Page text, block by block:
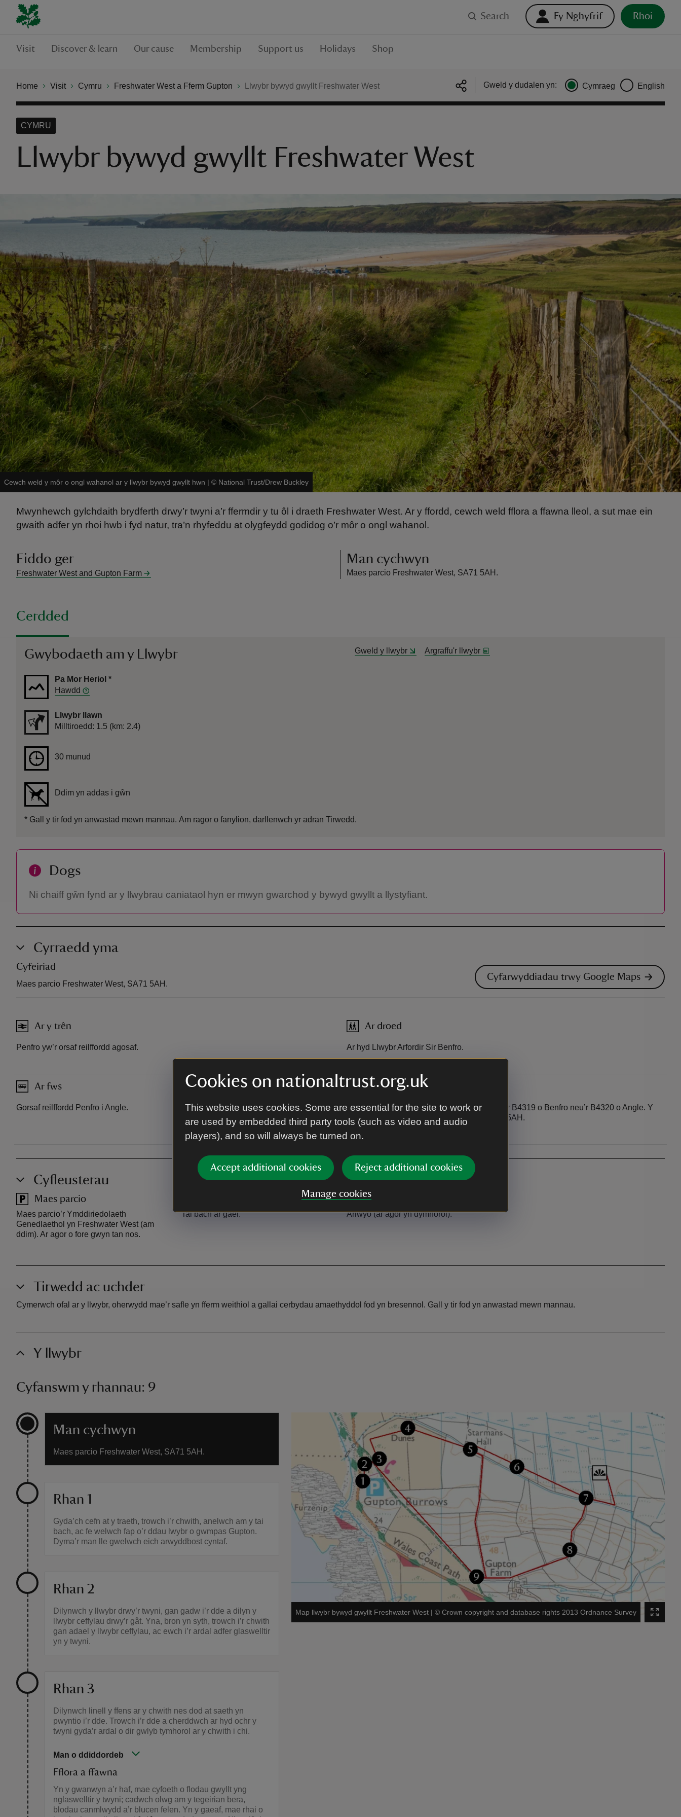
Cookies on nationaltrust.org.uk
This website uses cookies. Some are essential for the site to work or
are used by embedded third party tools (such as video and audio
players), and so will always be turned on.
Accept additional cookies Reject additional cookies
Manage cookies
Search Fy Nghyfrif Rhoi
Visit Discover & learn Our cause Membership Support us Holidays Shop
Home Visit Cymru Freshwater West a Fferm Gupton Llwybr bywyd gwyllt Freshwater West Gweld y dudalen yn: Cymraeg English
Llwybr bywyd gwyllt Freshwater West
CYMRU
Cewch weld y môr o ongl wahanol ar y llwybr bywyd gwyllt hwn | © National Trust/Drew Buckley
Mwynhewch gylchdaith brydferth drwy’r twyni a’r ffermdir y tu ôl i draeth Freshwater West. Ar y ffordd, cewch weld fflora a ffawna lleol, a sut mae ein
gwaith adfer yn rhoi hwb i fyd natur, tra’n rhyfeddu at olygfeydd godidog o’r môr o ongl wahanol.
Eiddo ger
Freshwater West and Gupton Farm
Man cychwyn
Maes parcio Freshwater West, SA71 5AH.
Cerdded
Gwybodaeth am y Llwybr Gweld y llwybr Argraffu'r llwybr
Pa Mor Heriol *
Hawdd
Llwybr llawn
Pellter
Milltiroedd: 1.5 (km: 2.4)
Hyd30 munud
30 munud
Ddim yn addas i gŵn
* Gall y tir fod yn anwastad mewn mannau. Am ragor o fanylion, darllenwch yr adran Tirwedd.
Dogs
Ni chaiff gŵn fynd ar y llwybrau caniataol hyn er mwyn gwarchod y bywyd gwyllt a llystyfiant.
Cyrraedd yma
Cyfeiriad
Maes parcio Freshwater West, SA71 5AH.
Cyfarwyddiadau trwy Google Maps
Ar y trên
Penfro yw’r orsaf reilffordd agosaf.
Ar droed
Ar hyd Llwybr Arfordir Sir Benfro.
Ar fws
Gorsaf reilffordd Penfro i Angle.
Ar y ffordd
Mae Freshwater West ar y B4319. Dilynwch y B4319 o Benfro neu’r B4320 o Angle. Y
cod post agosaf i Freshwater West yw SA71 5AH.
Cyfleusterau
Maes parcio
Maes parcio’r Ymddiriedolaeth
Genedlaethol yn Freshwater West (am
ddim). Ar agor o fore gwyn tan nos.
Tai bach ar gael.
Caffi
Arlwyo (ar agor yn dymhorol).
Tirwedd ac uchder
Cymerwch ofal ar y llwybr, oherwydd mae’r safle yn fferm weithiol a gallai cerbydau amaethyddol fod yn bresennol. Gall y tir fod yn anwastad mewn mannau.
Y llwybr
Cyfanswm y rhannau: 9
Man cychwyn
Maes parcio Freshwater West, SA71 5AH.
Rhan 1
Gyda’ch cefn at y traeth, trowch i’r chwith, anelwch am y tai
bach, ac fe welwch fap o’r ddau lwybr o gwmpas Gupton.
Dyma’r man lle gwelwch eich arwyddbost cyntaf.
Rhan 2
Dilynwch y llwybr drwy’r twyni, gan gadw i’r dde a dilyn y
llwybr ceffylau drwy’r gât. Yna, bron yn syth, trowch i’r chwith
gan adael y llwybr ceffylau, ac ewch i’r ardal adfer glaswelltir
yn y twyni.
Rhan 3
Dilynwch linell y ffens ar y chwith nes dod at saeth yn
pwyntio i’r dde. Trowch i’r dde a cherddwch ar hyd ochr y
twyni gyda’r ardal o dir gwlyb tymhorol ar y chwith i chi.
Man o ddiddordeb
Fflora a ffawna
Yn y gwanwyn a’r haf, mae cyfoeth o flodau gwyllt yng
nglaswelltir y twyni; cadwch olwg am y tegeirian bera,
blodau canmlwydd a’r blucen felen. Yn y gaeaf, mae rhai o
Map llwybr bywyd gwyllt Freshwater West |©Crown copyright and database rights 2013 Ordnance Survey